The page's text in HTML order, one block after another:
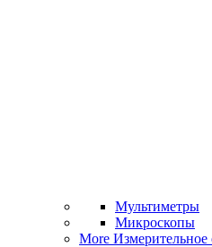
Мультиметры
Микроскопы
More Измерительное